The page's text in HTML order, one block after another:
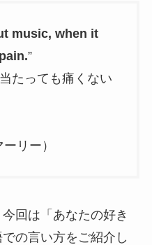
music, when it
”
たっても痛くない
リー）
回は「あなたの好き
の言い方をご紹介し